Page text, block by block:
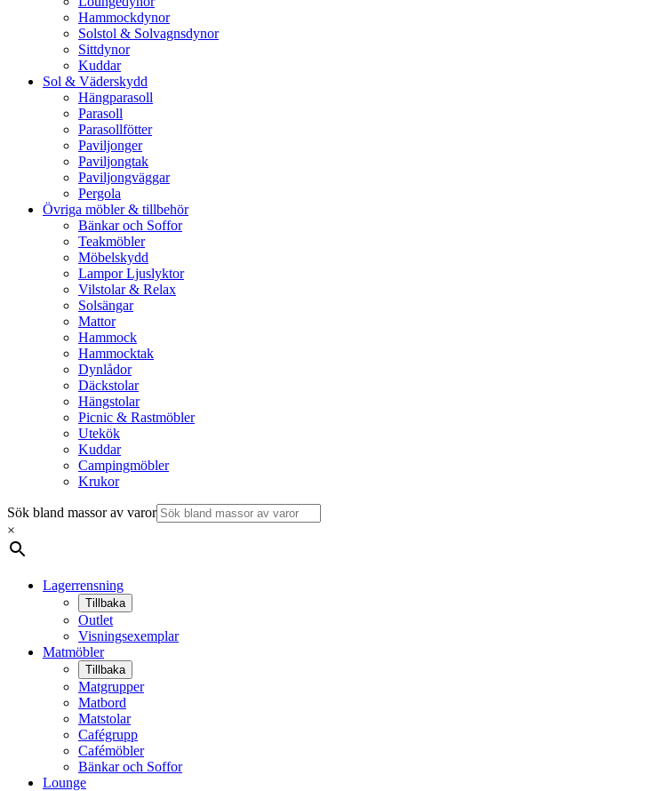
Hammockdynor
Solstol & Solvagnsdynor
Sittdynor
Kuddar
Sol & Väderskydd
Hängparasoll
Parasoll
Parasollfötter
Paviljonger
Paviljongtak
Paviljongväggar
Pergola
Övriga möbler & tillbehör
Bänkar och Soffor
Teakmöbler
Möbelskydd
Lampor Ljuslyktor
Vilstolar & Relax
Solsängar
Mattor
Hammock
Hammocktak
Dynlådor
Däckstolar
Hängstolar
Picnic & Rastmöbler
Utekök
Kuddar
Campingmöbler
Krukor
Sök bland massor av varor
×
Lagerrensning
Tillbaka
Outlet
Visningsexemplar
Matmöbler
Tillbaka
Matgrupper
Matbord
Matstolar
Cafégrupp
Cafémöbler
Bänkar och Soffor
Lounge